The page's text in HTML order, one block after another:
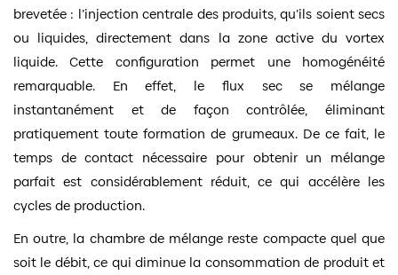
brevetée : l’injection centrale des produits, qu’ils soient secs
ou liquides, directement dans la zone active du vortex
liquide. Cette configuration permet une homogénéité
remarquable. En effet, le flux sec se mélange
instantanément et de façon contrôlée, éliminant
pratiquement toute formation de grumeaux. De ce fait, le
temps de contact nécessaire pour obtenir un mélange
parfait est considérablement réduit, ce qui accélère les
cycles de production.
En outre, la chambre de mélange reste compacte quel que
soit le débit, ce qui diminue la consommation de produit et